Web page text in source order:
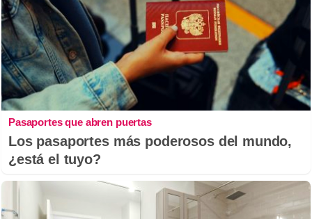
Pasaportes que abren puertas
Los pasaportes más poderosos del mundo,
¿está el tuyo?